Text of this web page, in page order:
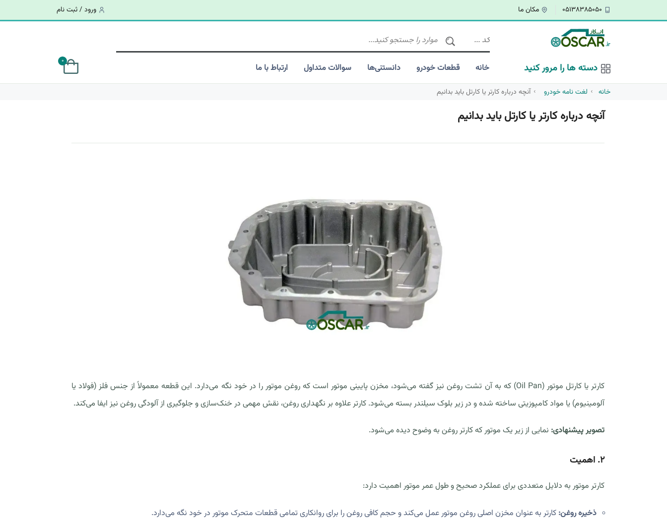
05138385050 مکان ما ورود / ثبت نام
دسته ها را مرور کنید خانه قطعات خودرو دانستنی‌ها سوالات متداول ارتباط با ما
0
خانه لغت نامه خودرو آنچه درباره کارتر یا کارتل باید بدانیم
آنچه درباره کارتر یا کارتل باید بدانیم
کارتر یا کارتل موتور (Oil Pan) که به آن تشت روغن نیز گفته می‌شود، مخزن پایینی موتور است که روغن موتور را در خود نگه می‌دارد. این قطعه معمولاً از جنس فلز (فولاد یا
آلومینیوم) یا مواد کامپوزیتی ساخته شده و در زیر بلوک سیلندر بسته می‌شود. کارتر علاوه بر نگهداری روغن، نقش مهمی در خنک‌سازی و جلوگیری از آلودگی روغن نیز ایفا می‌کند.
تصویر پیشنهادی: نمایی از زیر یک موتور که کارتر روغن به وضوح دیده می‌شود.
۲. اهمیت
کارتر موتور به دلایل متعددی برای عملکرد صحیح و طول عمر موتور اهمیت دارد:
ذخیره روغن: کارتر به عنوان مخزن اصلی روغن موتور عمل می‌کند و حجم کافی روغن را برای روانکاری تمامی قطعات متحرک موتور در خود نگه می‌دارد.